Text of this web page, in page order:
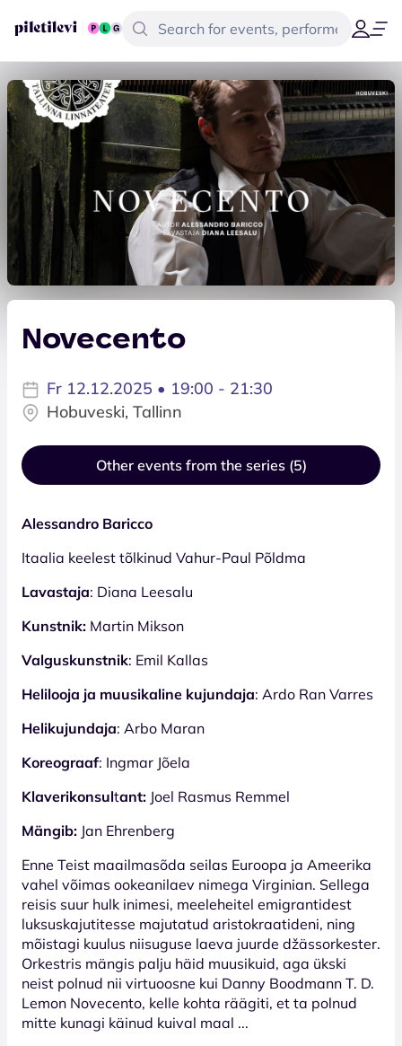
Novecento
Fr 12.12.2025 • 19:00 - 21:30
Hobuveski, Tallinn
Other events from the series (5)
Alessandro Baricco
Itaalia keelest tõlkinud Vahur-Paul Põldma
Lavastaja: Diana Leesalu
Kunstnik: Martin Mikson
Valguskunstnik: Emil Kallas
Helilooja ja muusikaline kujundaja: Ardo Ran Varres
Helikujundaja: Arbo Maran
Koreograaf: Ingmar Jõela
Klaverikonsultant: Joel Rasmus Remmel
Mängib: Jan Ehrenberg
Enne Teist maailmasõda seilas Euroopa ja Ameerika
vahel võimas ookeanilaev nimega Virginian. Sellega
reisis suur hulk inimesi, meeleheitel emigrantidest
luksuskajutitesse majutatud aristokraatideni, ning
mõistagi kuulus niisuguse laeva juurde džässorkester.
Orkestris mängis palju häid muusikuid, aga ükski
neist polnud nii virtuoosne kui Danny Boodmann T. D.
Lemon Novecento, kelle kohta räägiti, et ta polnud
mitte kunagi käinud kuival maal ...